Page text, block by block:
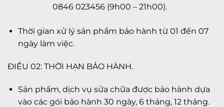
0846 023456 (9h00 – 21h00).
Thời gian xử lý sản phẩm bảo hành từ 01 đến 07
ngày làm việc.
ĐIỀU 02: THỜI HẠN BẢO HÀNH.
Sản phẩm, dịch vụ sửa chữa được bảo hành dựa
vào các gói bảo hành 30 ngày, 6 tháng, 12 tháng.